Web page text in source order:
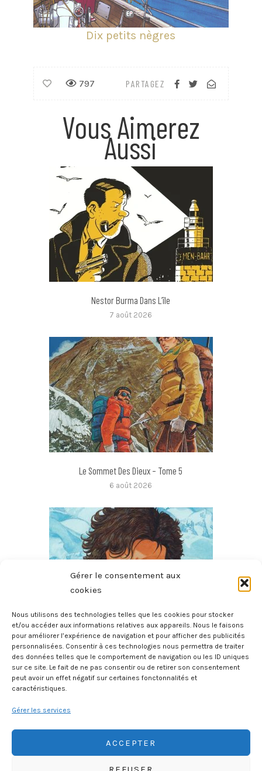
Gérer le consentement aux
cookies
Nous utilisons des technologies telles que les cookies pour stocker
et/ou accéder aux informations relatives aux appareils. Nous le faisons
pour améliorer l’expérience de navigation et pour afficher des publicités
personnalisées. Consentir à ces technologies nous permettra de traiter
des données telles que le comportement de navigation ou les ID uniques
sur ce site. Le fait de ne pas consentir ou de retirer son consentement
peut avoir un effet négatif sur certaines fonctonnalités et
caractéristiques.
Gérer les services
ACCEPTER
Dix petits nègres
PARTAGEZ
797
Vous Aimerez
Aussi
Nestor Burma Dans L’île
7 août 2026
Le Sommet Des Dieux – Tome 5
6 août 2026
Le Sommet Des Dieux – Tome 4
6 août 2026